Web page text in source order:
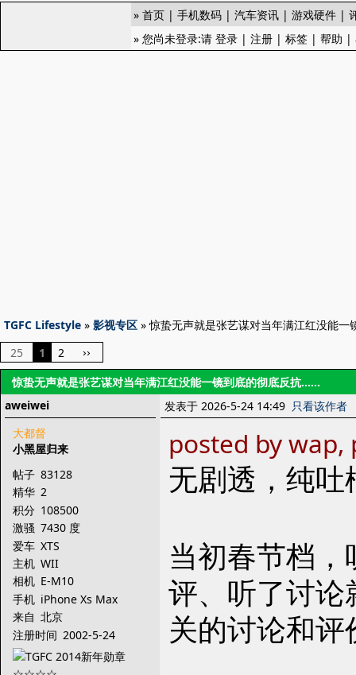
» 首页 | 手机数码 | 汽车资讯 | 游戏硬件 |
» 您尚未登录:请 登录 | 注册 | 标签 | 帮助 |
TGFC Lifestyle » 影视专区 » 惊蛰无声就是张艺谋对当年满江红没能
25
1 2 ››
惊蛰无声就是张艺谋对当年满江红没能一镜到底的彻底反抗……
aweiwei
大都督
小黑屋归来
帖子 83128
精华 2
积分 108500
激骚 7430 度
爱车 XTS
主机 WII
相机 E-M10
手机 iPhone Xs Max
来自 北京
注册时间 2002-5-24
发表于 2026-5-24 14:49 只看该作者
posted by wap,
无剧透，纯吐
当初春节档
评、听了讨
关的讨论和评